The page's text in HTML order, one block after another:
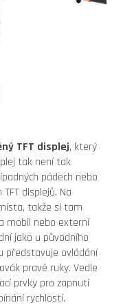
TFT displej, který
tak není tak
pádech nebo
displejů. Na
takže si tam
mobil nebo externí
jako u původního
představuje ovládání
pravé ruky. Vedle
prvky pro zapnutí
rychlostí.